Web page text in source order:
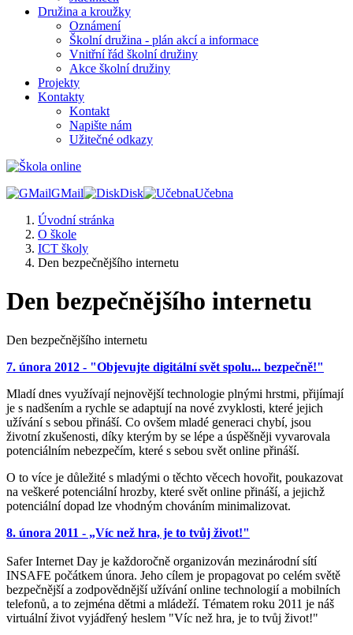
Družina a kroužky
Oznámení
Školní družina - plán akcí a informace
Vnitřní řád školní družiny
Akce školní družiny
Projekty
Kontakty
Kontakt
Napište nám
Užitečné odkazy
GMail Disk
Učebna
Úvodní stránka
O škole
ICT školy
Den bezpečnějšího internetu
Den bezpečnějšího internetu
Den bezpečnějšího internetu
7. února 2012 - "Objevujte digitální svět spolu... bezpečně!"
Mladí dnes využívají nejnovější technologie plnými hrstmi, přijímají
je s nadšením a rychle se adaptují na nové zvyklosti, které jejich
užívání s sebou přináší. Co ovšem mladé generaci chybí, jsou
životní zkušenosti, díky kterým by se lépe a úspěšněji vyvarovala
potenciálním nebezpečím, které s sebou svět online přináší.
O to více je důležité s mladými o těchto věcech hovořit, poukazovat
na veškeré potenciální hrozby, které svět online přináší, a jejichž
potenciální dopad lze vhodným chováním minimalizovat.
8. února 2011 - „Víc než hra, je to tvůj život!"
Safer Internet Day je každoročně organizován mezinárodní sítí
INSAFE počátkem února. Jeho cílem je propagovat po celém světě
bezpečnější a zodpovědnější užívání online technologií a mobilních
telefonů, a to zejména dětmi a mládeží. Tématem roku 2011 je náš
virtuální život vyjádřený heslem "Víc než hra, je to tvůj život!"